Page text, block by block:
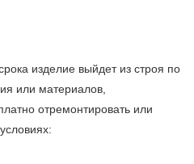
изделие выйдет из строя по
или материалов,
отремонтировать или